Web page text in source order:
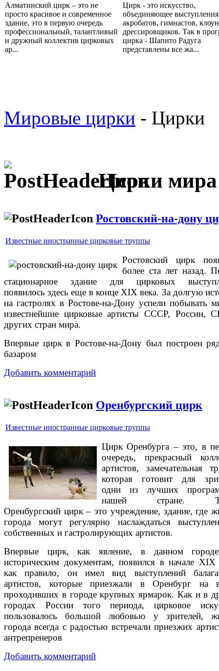
Алматинский цирк – это не
просто красивое и современное
здание, это в первую очередь
профессиональный, талантливый
и дружный коллектив цирковых
ар...
Цирк - это искусство,
объединяющее выступления
акробатов, гимнастов,
дрессировщиков. Так в
цирка - Шапито Радуга
представлены все жа...
Мировые цирки - Цирки
Цирки мира
Ростовский-на-дону
Известные иностранные цирковые труппы
Ростовский цирк
более ста лет назад.
стационарное здание для цирковых
появилось здесь еще в конце XIX века. За долгую
на гастролях в Ростове-на-Дону успели побывать
известнейшие цирковые артисты СССР, России,
других стран мира.
Впервые цирк в Ростове-на-Дону был построен
базаром
Добавить комментарий
Оренбургский цирк
Известные иностранные цирковые труппы
Цирк Оренбурга – это, в
очередь, прекрасный
артистов, замечательная
которая готовит для
одни из лучших
нашей стране.
Оренбургский цирк – это учреждение, здание, где
города могут регулярно наслаждаться
собственных и гастролирующих артистов.
Впервые цирк, как явление, в данном
историческим документам, появился в начале XIX
как правило, он имел вид выступлений
артистов, которые приезжали в Оренбург на
проходивших в городе крупных ярмарок. Как и в
городах России того периода, цирковое
пользовалось большой любовью у зрителей,
города всегда с радостью встречали приезжих
антрепренеров
Добавить комментарий